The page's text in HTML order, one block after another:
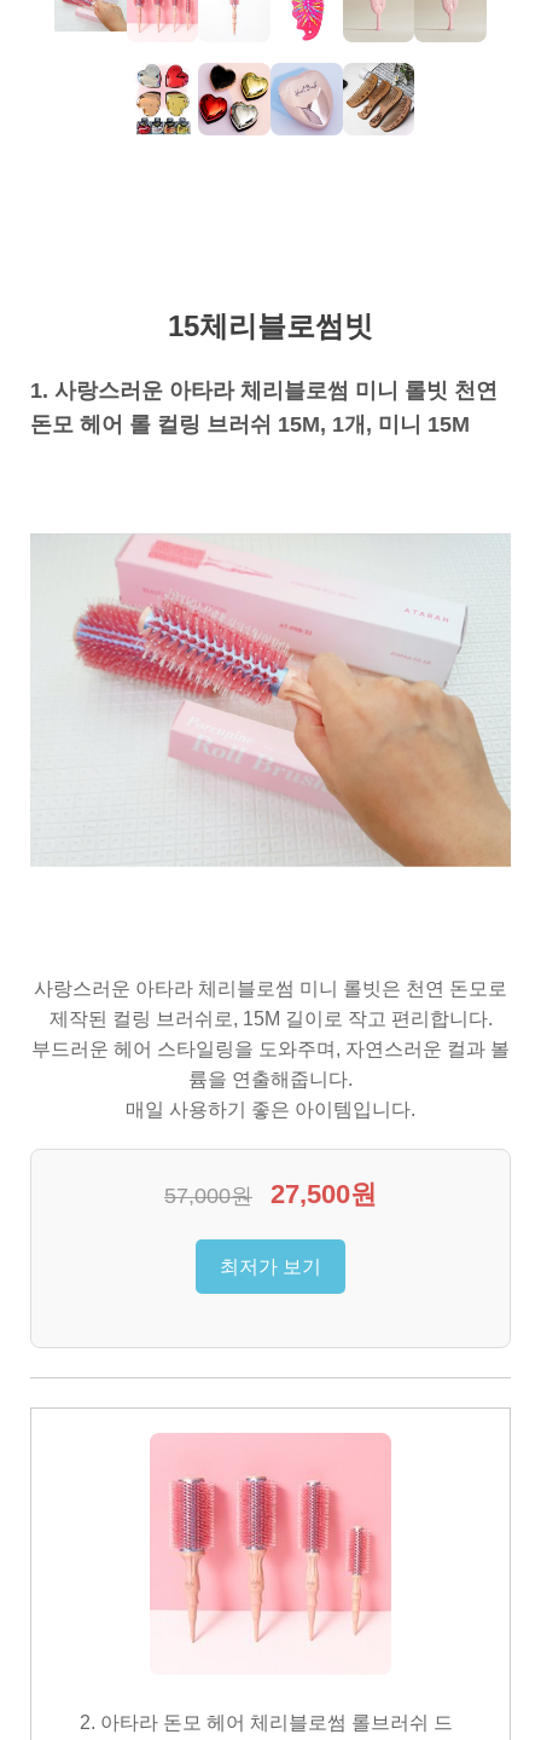
15체리블로썸빗
1. 사랑스러운 아타라 체리블로썸 미니 롤빗 천연
돈모 헤어 롤 컬링 브러쉬 15M, 1개, 미니 15M
사랑스러운 아타라 체리블로썸 미니 롤빗은 천연 돈모로
제작된 컬링 브러쉬로, 15M 길이로 작고 편리합니다.
부드러운 헤어 스타일링을 도와주며, 자연스러운 컬과 볼
륨을 연출해줍니다.
매일 사용하기 좋은 아이템입니다.
57,000원 27,500원
최저가 보기
2. 아타라 돈모 헤어 체리블로썸 롤브러쉬 드